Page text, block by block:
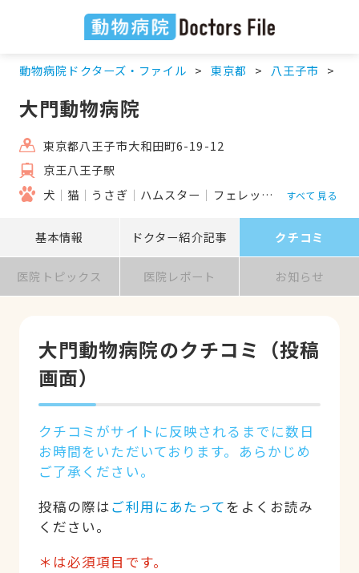
動物病院ドクターズ・ファイル 東京都 八王子市
大門動物病院
東京都八王子市大和田町6-19-12
京王八王子駅
犬
猫 うさぎ ハムスター フェレット 鳥類 モル
すべて見る
基本情報 ドクター紹介記事 クチコミ
医院トピックス 医院レポート お知らせ
大門動物病院のクチコミ（投稿
画面）
クチコミがサイトに反映されるまでに数日
お時間をいただいております。あらかじめ
ご了承ください。
投稿の際はご利用にあたってをよくお読み
ください。
＊は必須項目です。